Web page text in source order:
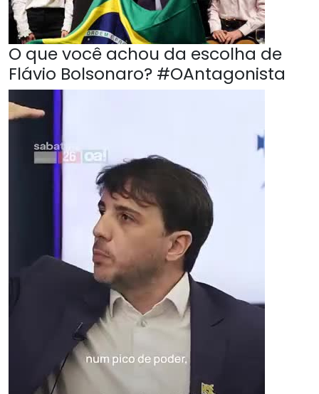
O que você achou da escolha de
Flávio Bolsonaro? #OAntagonista